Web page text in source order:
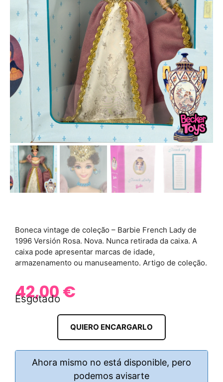
Boneca vintage de coleção – Barbie French Lady de
1996 Versión Rosa. Nova. Nunca retirada da caixa. A
caixa pode apresentar marcas de idade,
armazenamento ou manuseamento. Artigo de coleção.
42,00€
Esgotado
QUIERO ENCARGARLO
Ahora mismo no está disponible, pero
podemos avisarte